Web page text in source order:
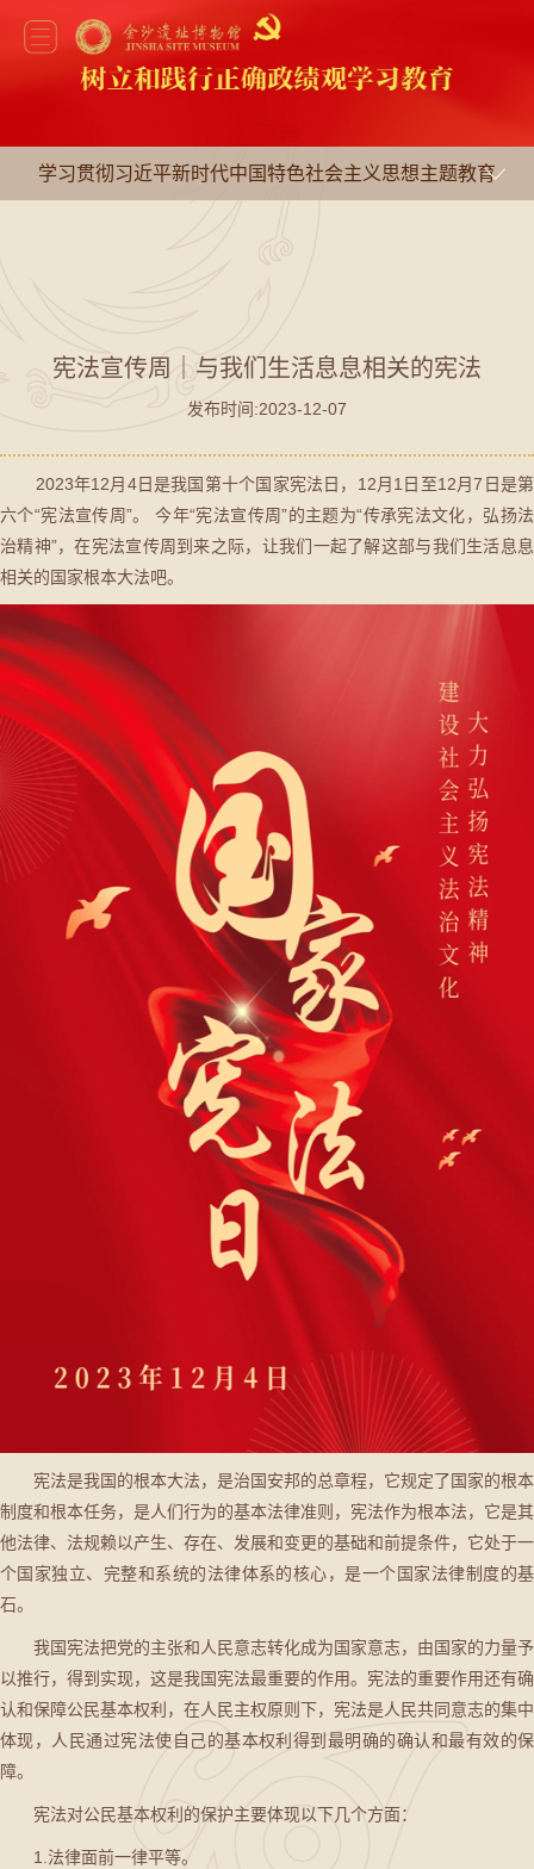
学习贯彻习近平新时代中国特色社会主义思想主题教育
宪法宣传周｜与我们生活息息相关的宪法
发布时间:2023-12-07
2023年12月4日是我国第十个国家宪法日，12月1日至12月7日是第
六个“宪法宣传周”。 今年“宪法宣传周”的主题为“传承宪法文化，弘扬法
治精神”，在宪法宣传周到来之际，让我们一起了解这部与我们生活息息
相关的国家根本大法吧。
宪法是我国的根本大法，是治国安邦的总章程，它规定了国家的根本
制度和根本任务，是人们行为的基本法律准则，宪法作为根本法，它是其
他法律、法规赖以产生、存在、发展和变更的基础和前提条件，它处于一
个国家独立、完整和系统的法律体系的核心，是一个国家法律制度的基
石。
我国宪法把党的主张和人民意志转化成为国家意志，由国家的力量予
以推行，得到实现，这是我国宪法最重要的作用。宪法的重要作用还有确
认和保障公民基本权利，在人民主权原则下，宪法是人民共同意志的集中
体现，人民通过宪法使自己的基本权利得到最明确的确认和最有效的保
障。
宪法对公民基本权利的保护主要体现以下几个方面：
1.法律面前一律平等。